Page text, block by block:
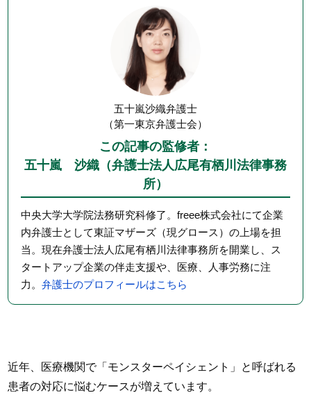
五十嵐沙織弁護士
（第一東京弁護士会）
この記事の監修者：
五十嵐 沙織（弁護士法人広尾有栖川法律事務
所）
中央大学大学院法務研究科修了。freee株式会社にて企業
内弁護士として東証マザーズ（現グロース）の上場を担
当。現在弁護士法人広尾有栖川法律事務所を開業し、ス
タートアップ企業の伴走支援や、医療、人事労務に注
力。弁護士のプロフィールはこちら
近年、医療機関で「モンスターペイシェント」と呼ばれる
患者の対応に悩むケースが増えています。